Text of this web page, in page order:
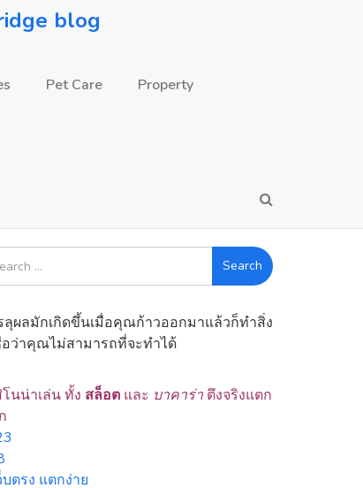
blog
Pet Care Property
Search
ลุผลมักเกิดขึ้นเมื่อคุณก้าวออกมาแล้วก็ทำสิ่ง
ว่าคุณไม่สามารถที่จะทำได้
นน่าเล่น ทั้ง สล็อต และ บาคาร่า ตึงจริงแตก
ตรง แตกง่าย